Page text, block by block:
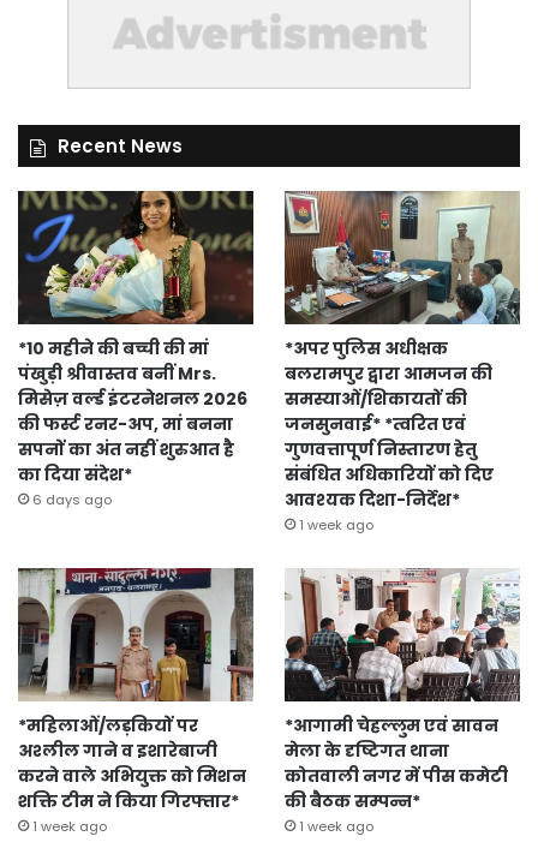
Recent News
*10 महीने की बच्ची की मां
पंखुड़ी श्रीवास्तव बनीं Mrs.
मिसेज़ वर्ल्ड इंटरनेशनल 2026
की फर्स्ट रनर-अप, मां बनना
सपनों का अंत नहीं शुरुआत है
का दिया संदेश*
6 days ago
*अपर पुलिस अधीक्षक
बलरामपुर द्वारा आमजन की
समस्याओं/शिकायतों की
जनसुनवाई* *त्वरित एवं
गुणवत्तापूर्ण निस्तारण हेतु
संबंधित अधिकारियों को दिए
आवश्यक दिशा-निर्देश*
1 week ago
*महिलाओं/लड़कियों पर
अश्लील गाने व इशारेबाजी
करने वाले अभियुक्त को मिशन
शक्ति टीम ने किया गिरफ्तार*
1 week ago
*आगामी चेहल्लुम एवं सावन
मेला के दृष्टिगत थाना
कोतवाली नगर में पीस कमेटी
की बैठक सम्पन्न*
1 week ago